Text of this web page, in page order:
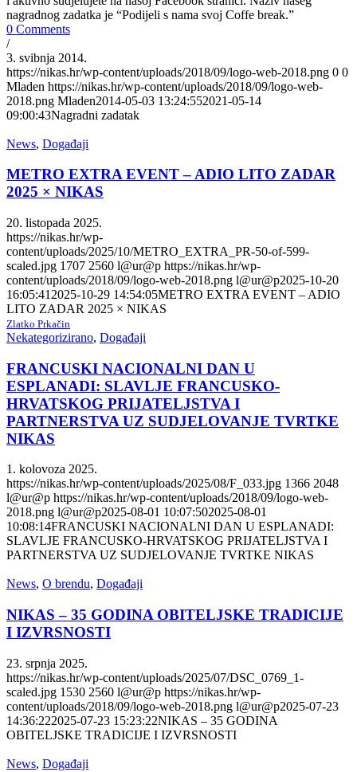
nagradnog zadatka je “Podijeli s nama svoj Coffe break.”
0 Comments
/
3. svibnja 2014.
https://nikas.hr/wp-content/uploads/2018/09/logo-web-2018.png 0 0
Mladen https://nikas.hr/wp-content/uploads/2018/09/logo-web-
2018.png Mladen2014-05-03 13:24:552021-05-14
09:00:43Nagradni zadatak
News, Događaji
METRO EXTRA EVENT – ADIO LITO ZADAR
2025 × NIKAS
20. listopada 2025.
https://nikas.hr/wp-
content/uploads/2025/10/METRO_EXTRA_PR-50-of-599-
scaled.jpg 1707 2560 l@ur@p https://nikas.hr/wp-
content/uploads/2018/09/logo-web-2018.png l@ur@p2025-10-20
16:05:41 2025-10-29 14:54:05METRO EXTRA EVENT – ADIO
LITO ZADAR 2025 × NIKAS
Zlatko Prkačin
Nekategorizirano, Događaji
FRANCUSKI NACIONALNI DAN U
ESPLANADI: SLAVLJE FRANCUSKO-
HRVATSKOG PRIJATELJSTVA I
PARTNERSTVA UZ SUDJELOVANJE TVRTKE
NIKAS
1. kolovoza 2025.
https://nikas.hr/wp-content/uploads/2025/08/F_033.jpg 1366 2048
l@ur@p https://nikas.hr/wp-content/uploads/2018/09/logo-web-
2018.png l@ur@p2025-08-01 10:07:502025-08-01
10:08:14FRANCUSKI NACIONALNI DAN U ESPLANADI:
SLAVLJE FRANCUSKO-HRVATSKOG PRIJATELJSTVA I
PARTNERSTVA UZ SUDJELOVANJE TVRTKE NIKAS
News, O brendu, Događaji
NIKAS – 35 GODINA OBITELJSKE TRADICIJE
I IZVRSNOSTI
23. srpnja 2025.
https://nikas.hr/wp-content/uploads/2025/07/DSC_0769_1-
scaled.jpg 1530 2560 l@ur@p https://nikas.hr/wp-
content/uploads/2018/09/logo-web-2018.png l@ur@p2025-07-23
14:36:222025-07-23 15:23:22NIKAS – 35 GODINA
OBITELJSKE TRADICIJE I IZVRSNOSTI
News, Događaji